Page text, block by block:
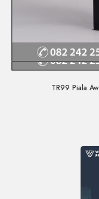
TR99 Piala